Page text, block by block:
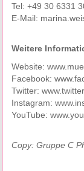
Tel: +49 30 6331
E-Mail:
Weitere
Website:
Facebook:
Twitter:
Instagram:
YouTube:
Copy: Gruppe C